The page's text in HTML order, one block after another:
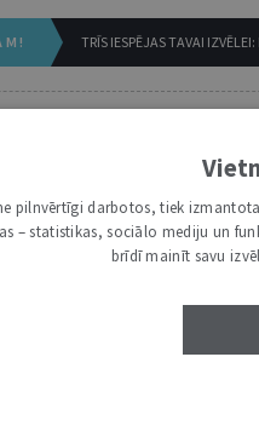
TRĪS IESPĒJAS TAVAI
pilnvērtīgi darbotos, tiek
– statistikas, sociālo mediju un
brīdī mainīt savu